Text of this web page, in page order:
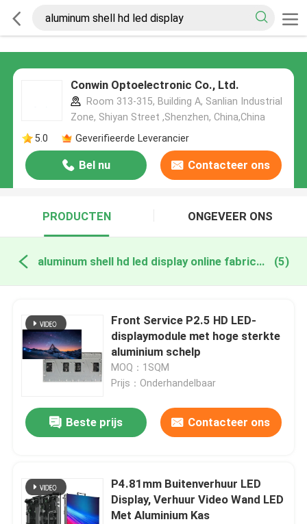
Conwin Optoelectronic Co., Ltd.
Room 313-315, Building A, Sanlian Industrial
Zone, Shiyan Street ,Shenzhen, China,China
5.0
Geverifieerde Leverancier
Bel nu Contacteer ons
PRODUCTEN ONGEVEER ONS
aluminum shell hd led display online fabricage (5)
Front Service P2.5 HD LED-
displaymodule met hoge sterkte
aluminium schelp
MOQ：1SQM
Prijs：Onderhandelbaar
Beste prijs Contacteer ons
P4.81mm Buitenverhuur LED
Display, Verhuur Video Wand LED
Met Aluminium Kas